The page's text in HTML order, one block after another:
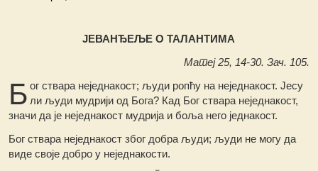
ЈЕВАНЂЕЉЕ О ТАЛАНТИМА
Матеј 25, 14-30. Зач. 105.
Б ог ствара неједнакост; људи ропћу на неједнакост. Јесу
ли људи мудрији од Бога? Кад Бог ствара неједнакост,
значи да је неједнакост мудрија и боља него једнакост.
Бог ствара неједнакост због добра људи; људи не могу да
виде своје добро у неједнакости.